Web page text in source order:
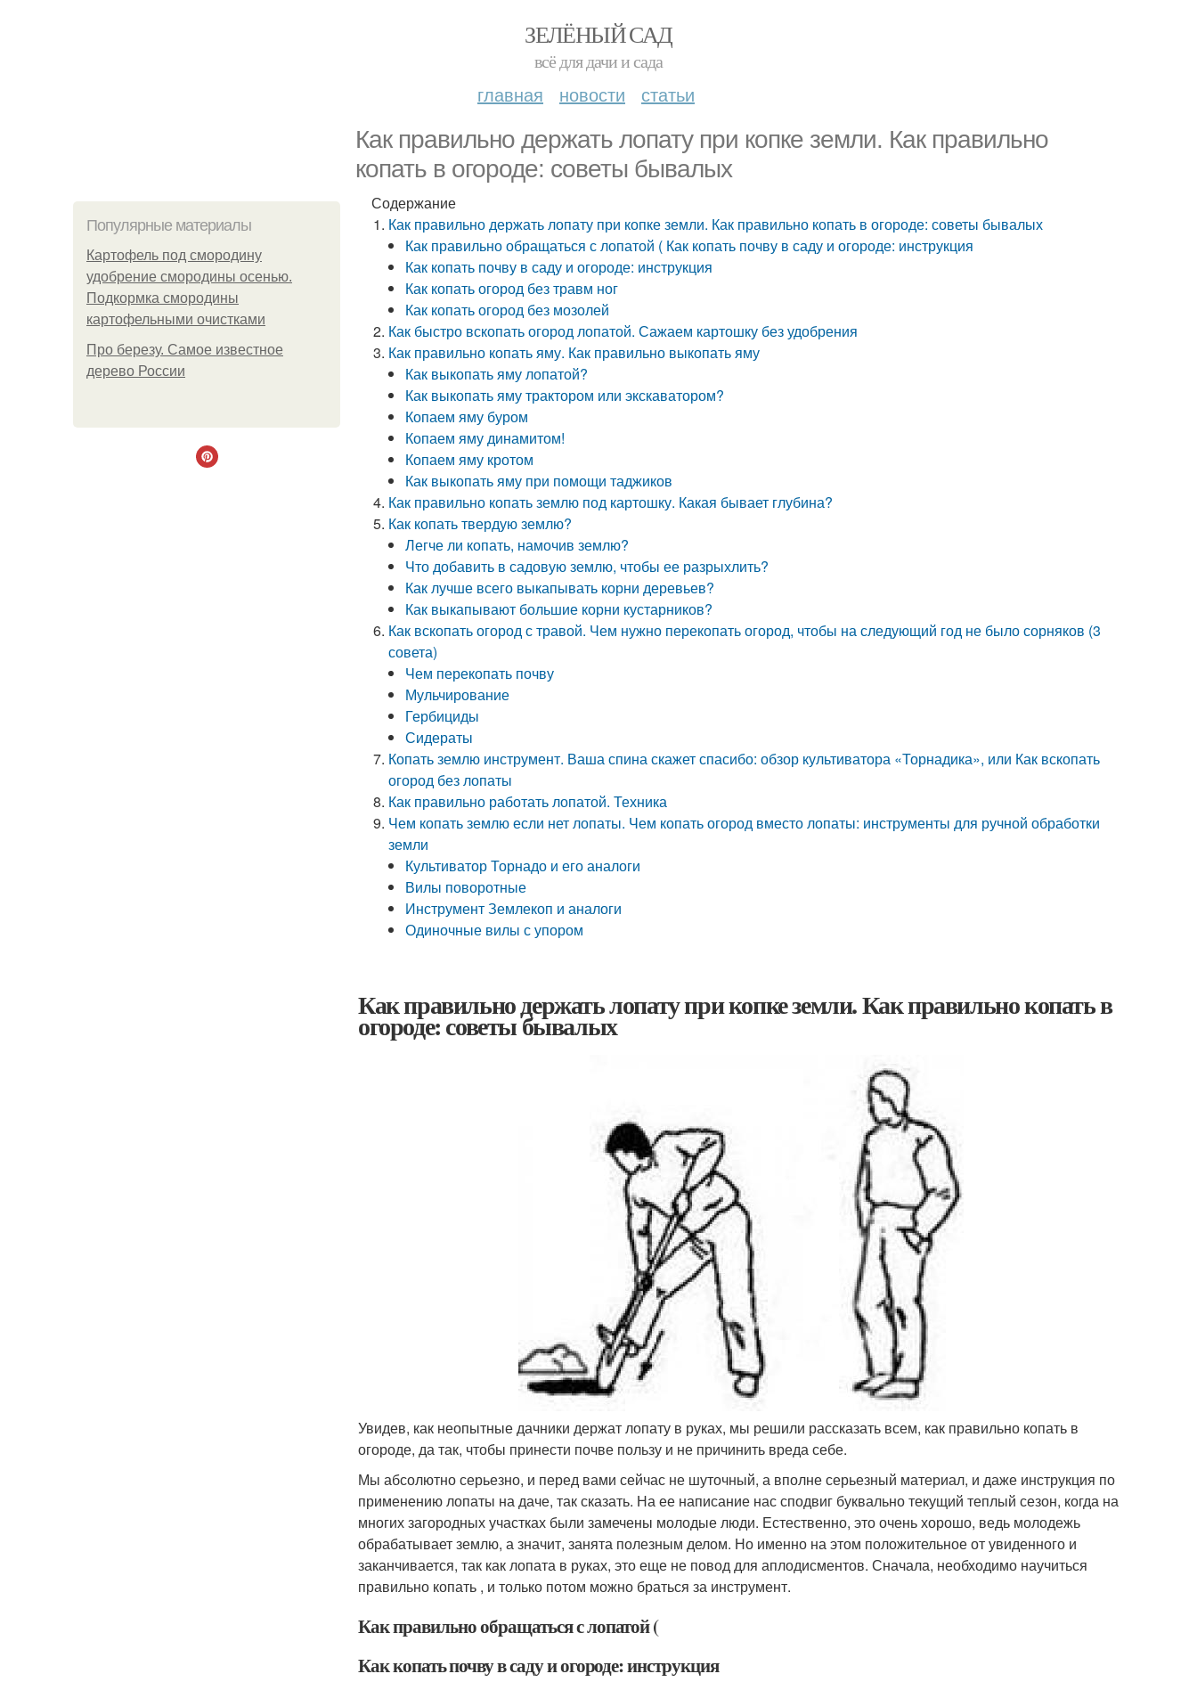
ЗЕЛЁНЫЙ САД
всё для дачи и сада
главная новости статьи
Как правильно держать лопату при копке земли. Как правильно
копать в огороде: советы бывалых
Популярные материалы
Картофель под смородину
удобрение смородины осенью.
Подкормка смородины
картофельными очистками
Про березу. Самое известное
дерево России
Содержание
Как правильно держать лопату при копке земли. Как правильно копать в огороде: советы бывалых
Как правильно обращаться с лопатой ( Как копать почву в саду и огороде: инструкция
Как копать почву в саду и огороде: инструкция
Как копать огород без травм ног
Как копать огород без мозолей
Как быстро вскопать огород лопатой. Сажаем картошку без удобрения
Как правильно копать яму. Как правильно выкопать яму
Как выкопать яму лопатой?
Как выкопать яму трактором или экскаватором?
Копаем яму буром
Копаем яму динамитом!
Копаем яму кротом
Как выкопать яму при помощи таджиков
Как правильно копать землю под картошку. Какая бывает глубина?
Как копать твердую землю?
Легче ли копать, намочив землю?
Что добавить в садовую землю, чтобы ее разрыхлить?
Как лучше всего выкапывать корни деревьев?
Как выкапывают большие корни кустарников?
Как вскопать огород с травой. Чем нужно перекопать огород, чтобы на следующий год не было сорняков (3
совета)
Чем перекопать почву
Мульчирование
Гербициды
Сидераты
Копать землю инструмент. Ваша спина скажет спасибо: обзор культиватора «Торнадика», или Как вскопать
огород без лопаты
Как правильно работать лопатой. Техника
Чем копать землю если нет лопаты. Чем копать огород вместо лопаты: инструменты для ручной обработки
земли
Культиватор Торнадо и его аналоги
Вилы поворотные
Инструмент Землекоп и аналоги
Одиночные вилы с упором
Как правильно держать лопату при копке земли. Как правильно копать в
огороде: советы бывалых
Увидев, как неопытные дачники держат лопату в руках, мы решили рассказать всем, как правильно копать в
огороде, да так, чтобы принести почве пользу и не причинить вреда себе.
Мы абсолютно серьезно, и перед вами сейчас не шуточный, а вполне серьезный материал, и даже инструкция по
применению лопаты на даче, так сказать. На ее написание нас сподвиг буквально текущий теплый сезон, когда на
многих загородных участках были замечены молодые люди. Естественно, это очень хорошо, ведь молодежь
обрабатывает землю, а значит, занята полезным делом. Но именно на этом положительное от увиденного и
заканчивается, так как лопата в руках, это еще не повод для аплодисментов. Сначала, необходимо научиться
правильно копать , и только потом можно браться за инструмент.
Как правильно обращаться с лопатой (
Как копать почву в саду и огороде: инструкция